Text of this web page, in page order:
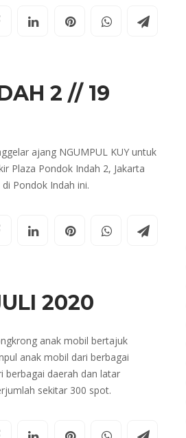
2 // 19
ajang NGUMPUL KUY untuk
Plaza Pondok Indah 2, Jakarta
Pondok Indah ini.
2020
anak mobil bertajuk
anak mobil dari berbagai
berbagai daerah dan latar
sekitar 300 spot.